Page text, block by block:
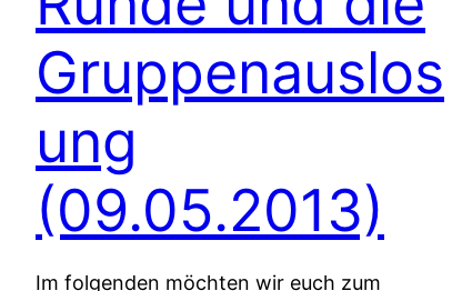
Gruppenauslos
ung
(09.05.2013)
Im folgenden möchten wir euch zum